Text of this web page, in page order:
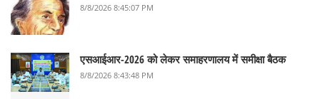
8/8/2026 8:45:07 PM
एसआईआर-2026 को लेकर समाहरणालय में समीक्षा बैठक
8/8/2026 8:43:48 PM